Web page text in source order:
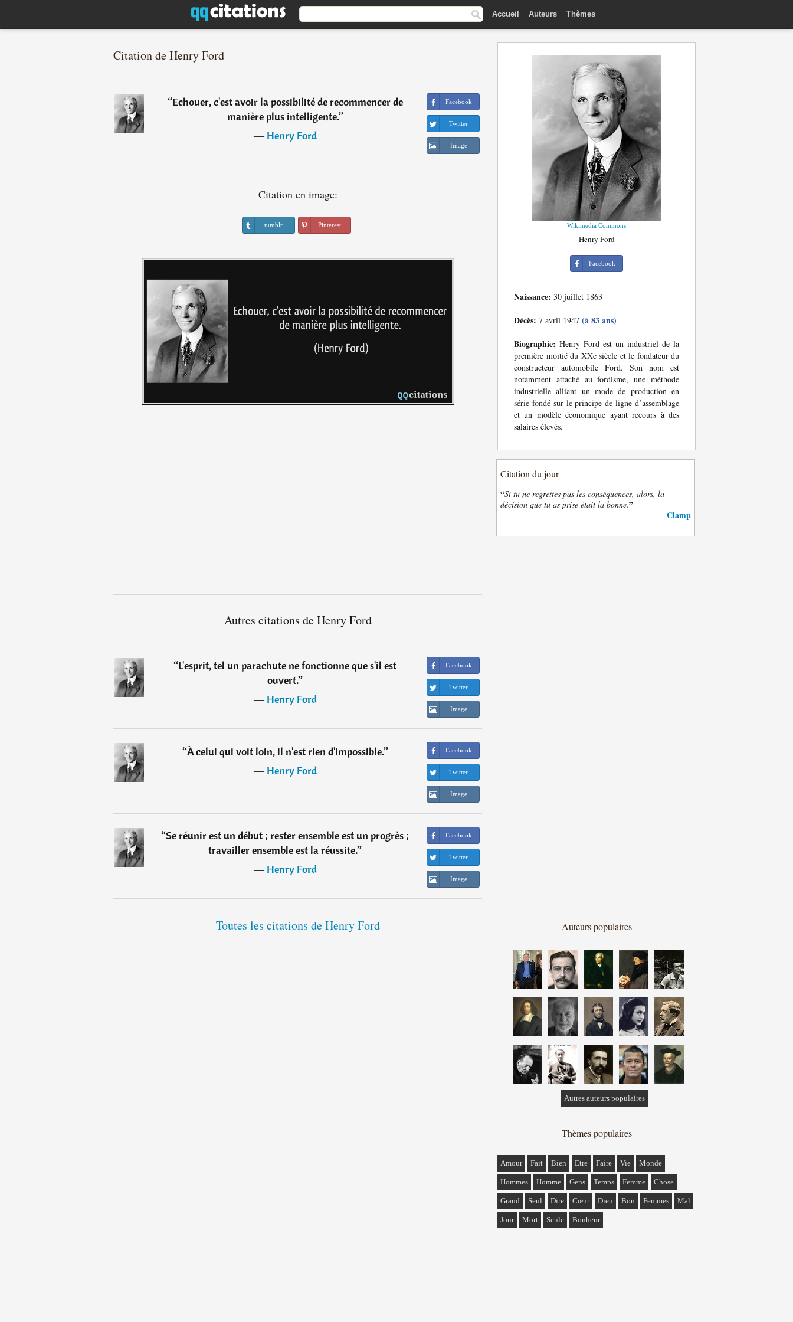
Accueil Auteurs Thèmes
Citation de Henry Ford
“Echouer, c'est avoir la possibilité de recommencer de
manière plus intelligente.”
―Henry Ford
Facebook
Twitter
Image
Citation en image:
tumblr Pinterest
Autres citations de Henry Ford
“L'esprit, tel un parachute ne fonctionne que s'il est
ouvert.”
―Henry Ford
Facebook
Twitter
Image
“À celui qui voit loin, il n'est rien d'impossible.”
―Henry Ford
Facebook
Twitter
Image
“Se réunir est un début ; rester ensemble est un progrès ;
travailler ensemble est la réussite.”
―Henry Ford
Facebook
Twitter
Image
Toutes les citations de Henry Ford
Wikimedia Commons
Henry Ford
Facebook
Naissance: 30 juillet 1863
Décès: 7 avril 1947 (à 83 ans)
Biographie: Henry Ford est un industriel de la
première moitié du XXe siècle et le fondateur du
constructeur automobile Ford. Son nom est
notamment attaché au fordisme, une méthode
industrielle alliant un mode de production en
série fondé sur le principe de ligne d’assemblage
et un modèle économique ayant recours à des
salaires élevés.
Citation du jour
“Si tu ne regrettes pas les conséquences, alors, la
décision que tu as prise était la bonne.”
— Clamp
Auteurs populaires
Autres auteurs populaires
Thèmes populaires
Amour Fait Bien Etre Faire Vie Monde
Hommes Homme Gens Temps Femme Chose
Grand Seul Dire Cœur Dieu Bon Femmes Mal
Jour Mort Seule Bonheur